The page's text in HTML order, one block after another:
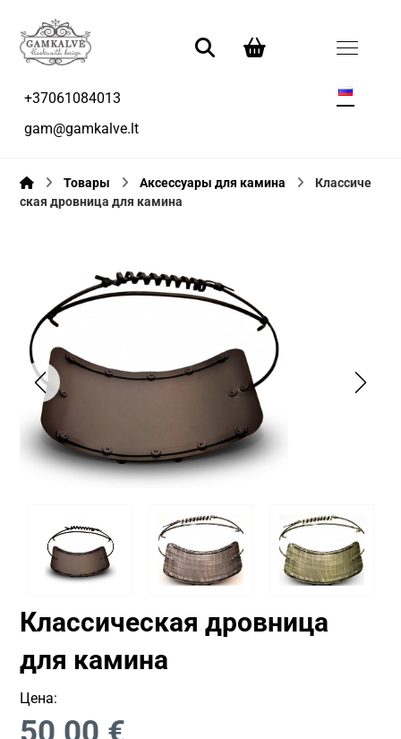
+37061084013
gam@gamkalve.lt
Товары Аксессуары для камина
Классиче
ская дровница для камина
Классическая дровница
для камина
Цена: